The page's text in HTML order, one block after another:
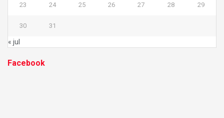
23 24 25 26 27 28 29
30 31
« jul
Facebook